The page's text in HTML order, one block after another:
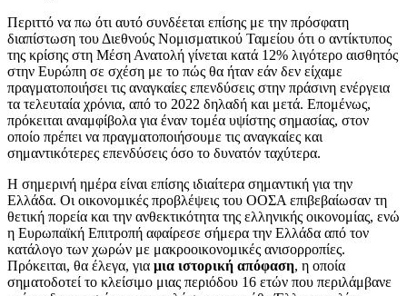
Περιττό να πω ότι αυτό συνδέεται επίσης με την πρόσφατη
διαπίστωση του Διεθνούς Νομισματικού Ταμείου ότι ο αντίκτυπος
της κρίσης στη Μέση Ανατολή γίνεται κατά 12% λιγότερο αισθητός
στην Ευρώπη σε σχέση με το πώς θα ήταν εάν δεν είχαμε
πραγματοποιήσει τις αναγκαίες επενδύσεις στην πράσινη ενέργεια
τα τελευταία χρόνια, από το 2022 δηλαδή και μετά. Επομένως,
πρόκειται αναμφίβολα για έναν τομέα υψίστης σημασίας, στον
οποίο πρέπει να πραγματοποιήσουμε τις αναγκαίες και
σημαντικότερες επενδύσεις όσο το δυνατόν ταχύτερα.
Η σημερινή ημέρα είναι επίσης ιδιαίτερα σημαντική για την
Ελλάδα. Οι οικονομικές προβλέψεις του ΟΟΣΑ επιβεβαίωσαν τη
θετική πορεία και την ανθεκτικότητα της ελληνικής οικονομίας, ενώ
η Ευρωπαϊκή Επιτροπή αφαίρεσε σήμερα την Ελλάδα από τον
κατάλογο των χωρών με μακροοικονομικές ανισορροπίες.
Πρόκειται, θα έλεγα, για μια ιστορική απόφαση, η οποία
σηματοδοτεί το κλείσιμο μιας περιόδου 16 ετών που περιλάμβανε